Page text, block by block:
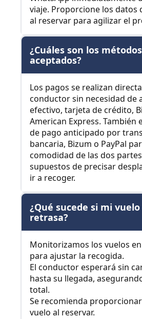
viaje. Proporcione los datos
al reservar para agilizar el
¿Cuáles son los
aceptados?
Los pagos se realizan
conductor sin necesidad de
efectivo, tarjeta de crédito,
American Express. También
de pago anticipado por
bancaria, Bizum o PayPal
comodidad de las dos
supuestos de precisar
ir a recoger.
¿Qué sucede si mi vuelo
retrasa?
Monitorizamos los vuelos
para ajustar la recogida.
El conductor esperará sin
hasta su llegada,
total.
Se recomienda
vuelo al reservar.